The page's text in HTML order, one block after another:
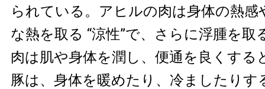
られている。アヒルの肉は身体の熱感
な熱を取る “涼性”で、さらに浮腫を取
肉は肌や身体を潤し、便通を良くする
豚は、身体を暖めたり、冷ましたりす